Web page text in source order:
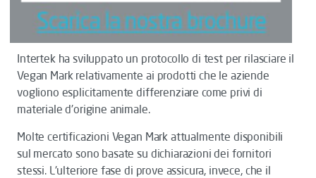
Intertek ha sviluppato un protocollo di test per rilasciare il
Vegan Mark relativamente ai prodotti che le aziende
vogliono esplicitamente differenziare come privi di
materiale d'origine animale.
Molte certificazioni Vegan Mark attualmente disponibili
sul mercato sono basate su dichiarazioni dei fornitori
stessi. L'ulteriore fase di prove assicura, invece, che il